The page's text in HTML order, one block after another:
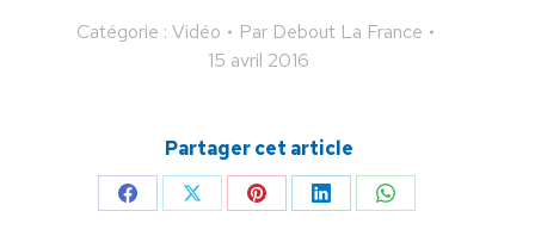
Catégorie : Vidéo Par Debout La France
15 avril 2016
Partager cet article
PartagerPartagerPartagerPartagerPartager